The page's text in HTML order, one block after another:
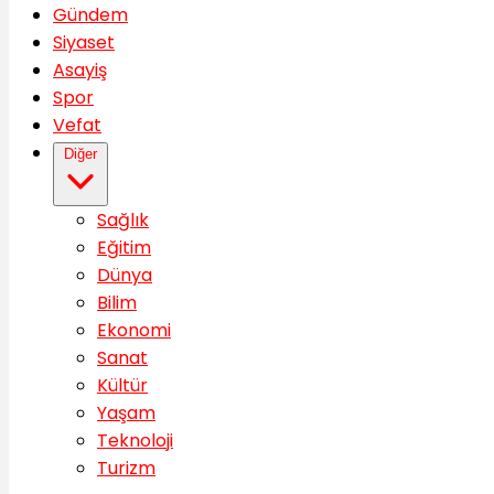
Gündem
Siyaset
Asayiş
Spor
Vefat
Diğer
Sağlık
Eğitim
Dünya
Bilim
Ekonomi
Sanat
Kültür
Yaşam
Teknoloji
Turizm